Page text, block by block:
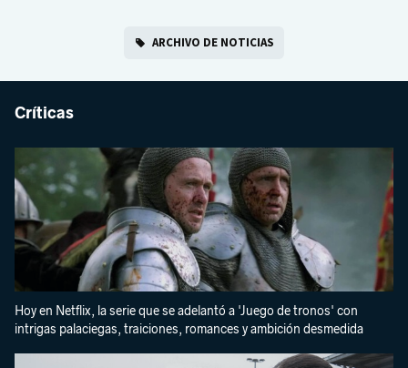
ARCHIVO DE NOTICIAS
Críticas
Hoy en Netflix, la serie que se adelantó a 'Juego de tronos' con
intrigas palaciegas, traiciones, romances y ambición desmedida